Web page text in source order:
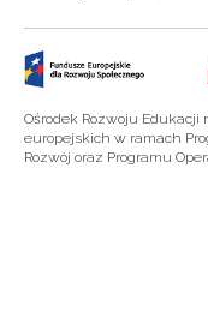
Ośrodek Rozwoju
europejskich w ramach
Rozwój oraz Programu